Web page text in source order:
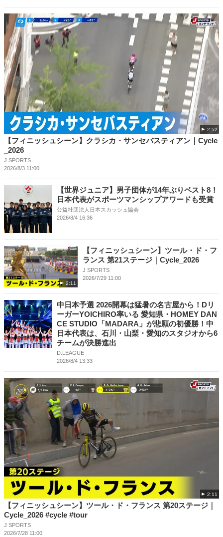
2:52
【フィニッシュシーン】クラシカ・サンセバスティアン｜Cycle
_2026
J SPORTS
2026/8/3 11:00
【世界ジュニア】男子団体が14年ぶりベスト8！
日本代表がスポーツマンシップアワードも受賞
公益社団法人日本スカッシュ協会
2026/8/4 16:36
2:11
【フィニッシュシーン】ツール・ド・フ
ランス 第21ステージ｜Cycle_2026
J SPORTS
2026/7/29 11:00
中日本予選 2026開幕は猛暑の名古屋から！Dリ
ーガーYOICHIRO率いる 愛知県・HOMEY DAN
CE STUDIO「MADARA」が悲願の初優勝！中
日本代表は、石川・山梨・愛知のスタジオから6
チームが決勝進出
D.LEAGUE
2026/8/4 13:33
2:11
【フィニッシュシーン】ツール・ド・フランス 第20ステージ｜
Cycle_2026 #cycle #tour
J SPORTS
2026/7/28 11:00